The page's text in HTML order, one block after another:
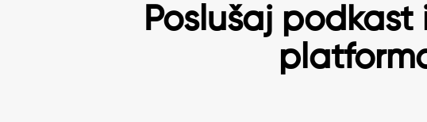
Poslušaj